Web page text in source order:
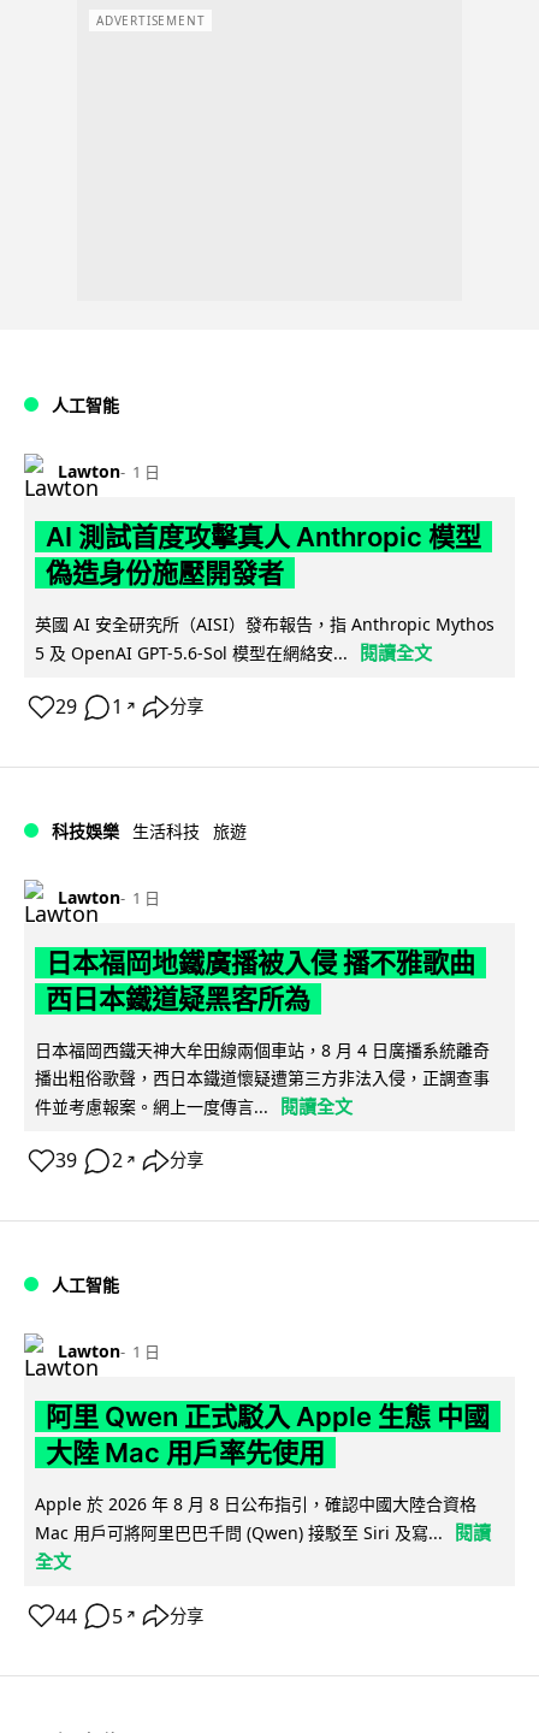
ADVERTISEMENT
人工智能
Lawton 1 日
AI 測試首度攻擊真人 Anthropic 模型
偽造身份施壓開發者
英國 AI 安全研究所（AISI）發布報告，指 Anthropic Mythos
5 及 OpenAI GPT-5.6-Sol 模型在網絡安...
閱讀全文
29 1 ↗ 分享
科技娛樂 生活科技 旅遊
Lawton 1 日
日本福岡地鐵廣播被入侵 播不雅歌曲
西日本鐵道疑黑客所為
日本福岡西鐵天神大牟田線兩個車站，8 月 4 日廣播系統離奇
播出粗俗歌聲，西日本鐵道懷疑遭第三方非法入侵，正調查事
件並考慮報案。網上一度傳言...
閱讀全文
39 2 ↗ 分享
人工智能
Lawton 1 日
阿里 Qwen 正式駁入 Apple 生態 中國
大陸 Mac 用戶率先使用
Apple 於 2026 年 8 月 8 日公布指引，確認中國大陸合資格
Mac 用戶可將阿里巴巴千問 (Qwen) 接駁至 Siri 及寫...
閱讀
全文
44 5 ↗ 分享